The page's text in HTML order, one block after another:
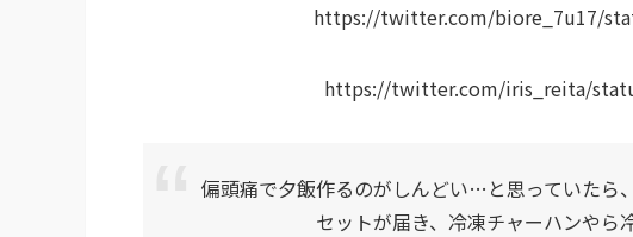
https://twitter.com/biore_7u17/
https://twitter.com/iris_reita/
偏頭痛で夕飯作るのがしんどい…と思っていたら
セットが届き、冷凍チャーハンやら